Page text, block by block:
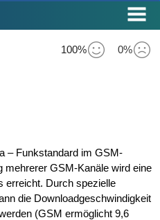
100% 0%
– Funkstandard im GSM-
mehrerer GSM-Kanäle wird eine
erreicht. Durch spezielle
die Downloadgeschwindigkeit
(GSM ermöglicht 9,6